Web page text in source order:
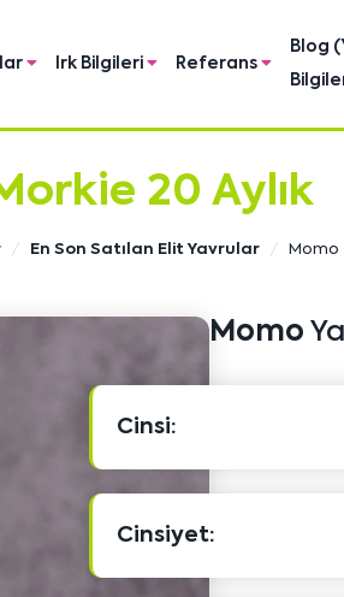
Irk Bilgileri Referans
Blog
20 Aylık
En Son Satılan Elit Yavrular Momo
Momo
Cinsi:
Cinsiyet: